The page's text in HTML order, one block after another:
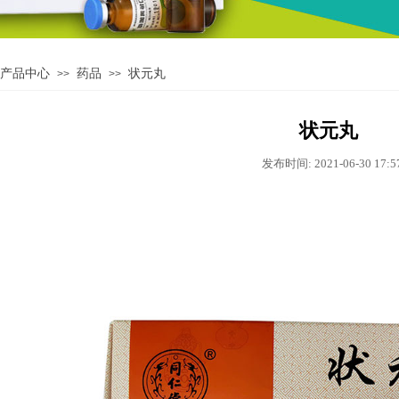
产品中心 >> 药品 >> 状元丸
状元丸
发布时间: 2021-06-30